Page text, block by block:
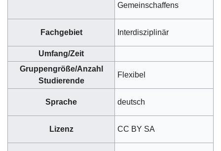
Gemeinschaffens
Fachgebiet Interdisziplinär
Umfang/Zeit
Gruppengröße/Anzahl
Studierende
Flexibel
Sprache deutsch
Lizenz CC BY SA